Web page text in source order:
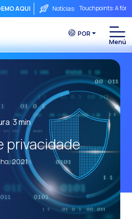
AQUI Notícias: Touchpoints: A
Do chat à
A conversa
Integrar não é
O ROI de uma
Conversational
WhatsApp não é
O fim do funil
Maximizando o
Como um sistema
Da Conversa à
Comércio
Funcionalidades-
POR
3min
privacidade
2021